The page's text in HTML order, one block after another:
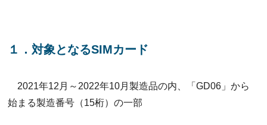
１．対象となるSIMカード
2021年12月～2022年10月製造品の内、「GD06」から
始まる製造番号（15桁）の一部